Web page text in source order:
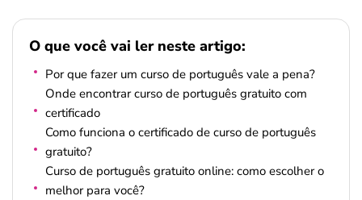
O que você vai ler neste artigo:
Por que fazer um curso de português vale a pena?
Onde encontrar curso de português gratuito com
certificado
Como funciona o certificado de curso de português
gratuito?
Curso de português gratuito online: como escolher o
melhor para você?